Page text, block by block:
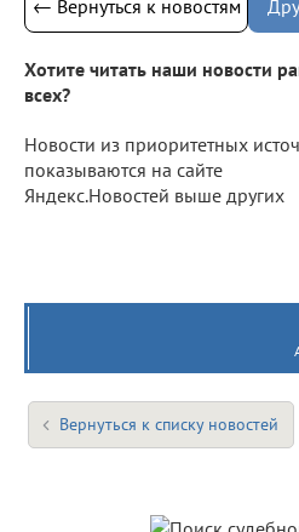
← Вернуться к новостям
Хотите читать наши новости
всех?
Новости из приоритетных
показываются на сайте
Яндекс.Новостей выше других
Вернуться к списку новостей